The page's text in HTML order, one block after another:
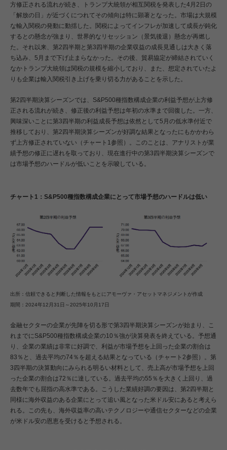
方修正される流れが続き、トランプ大統領が相互関税を発表した4月2日の
「解放の日」が近づくにつれてその傾向は特に顕著となった。市場は大規模
な輸入関税の発動に動揺した。関税によってインフレが加速して成長が鈍化
するとの懸念が強まり、世界的なリセッション（景気後退）懸念が再燃し
た。それ以来、第2四半期と第3四半期の企業収益の成長見通しは大きく落
ち込み、5月まで下げ止まらなかった。その後、貿易協定が締結されていく
なかトランプ大統領は関税の規模を縮小しており、また、想定されていたよ
りも企業は輸入関税引き上げを乗り切る力があることを示した。
第2四半期決算シーズンでは、S&P500種指数構成企業の利益予想が上方修
正される流れが続き、修正後の利益予想は年初の水準まで回復した。一方、
興味深いことに第3四半期の利益成長予想は依然として5月の低水準付近で
推移しており、第2四半期決算シーズンが好調な結果となったにもかかわら
ず上方修正されていない（チャート1参照）。このことは、アナリストが業
績予想の修正に遅れを取っており、現在進行中の第3四半期決算シーズンで
は市場予想のハードルが低いことを示唆している。
チャート1：S&P500種指数構成企業にとって市場予想のハードルは低い
出所：信頼できると判断した情報をもとにアモーヴァ・アセットマネジメントが作成
期間：2024年12月31日～2025年10月17日
金融セクターの企業が先陣を切る形で第3四半期決算シーズンが始まり、こ
れまでにS&P500種指数構成企業の10％強が決算発表を終えている。予想通
り、企業の業績は非常に好調で、利益が市場予想を上回った企業の割合は
83％と、過去平均の74％を超える結果となっている（チャート2参照）。第
3四半期の決算動向にみられる明るい材料として、売上高が市場予想を上回
った企業の割合は72％に達している。過去平均の55％を大きく上回り、過
去数年でも屈指の高水準である。こうした業績好調の要因は、第2四半期と
同様に海外収益のある企業にとって追い風となった米ドル安にあると考えら
れる。この先も、海外収益率の高いテクノロジーや通信セクターなどの企業
が米ドル安の恩恵を受けると予想される。